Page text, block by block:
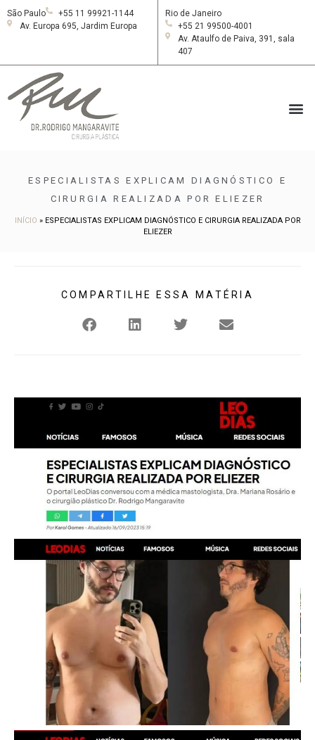
São Paulo
+55 11 99921-1144
Av. Europa 695, Jardim Europa
Rio de Janeiro
+55 21 99500-4001
Av. Ataulfo de Paiva, 391, sala
407
ESPECIALISTAS EXPLICAM DIAGNÓSTICO E
CIRURGIA REALIZADA POR ELIEZER
INÍCIO » ESPECIALISTAS EXPLICAM DIAGNÓSTICO E CIRURGIA REALIZADA POR
ELIEZER
COMPARTILHE ESSA MATÉRIA